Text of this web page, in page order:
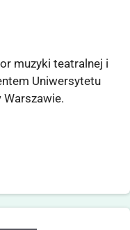
muzyki teatralnej i
Uniwersytetu
Warszawie.